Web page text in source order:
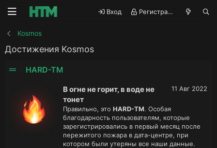
Вход Регистрация
Kosmos
Достижения Kosmos
HARD-TM
11 Авг 2022
В огне не горит, в воде не
тонет
Правильно, это HARD-TM. Особая
благодарность пользователям, которые
зарегистрировались в первый месяц после
пережитого пожара в дата-центре, при
котором были утеряны все наши данные.